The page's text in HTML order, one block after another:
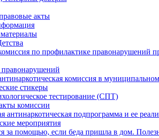
акты
по профилактике правонарушений
комиссия в
стикеры
тестирование (СПТ)
комиссии
антинаркотическая подпрограмма и ее
мероприятия
за помощью, если беда пришла в дом.